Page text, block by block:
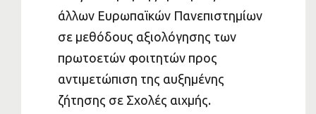
άλλων Ευρωπαϊκών Πανεπιστημίων
σε μεθόδους αξιολόγησης των
πρωτοετών φοιτητών προς
αντιμετώπιση της αυξημένης
ζήτησης σε Σχολές αιχμής.